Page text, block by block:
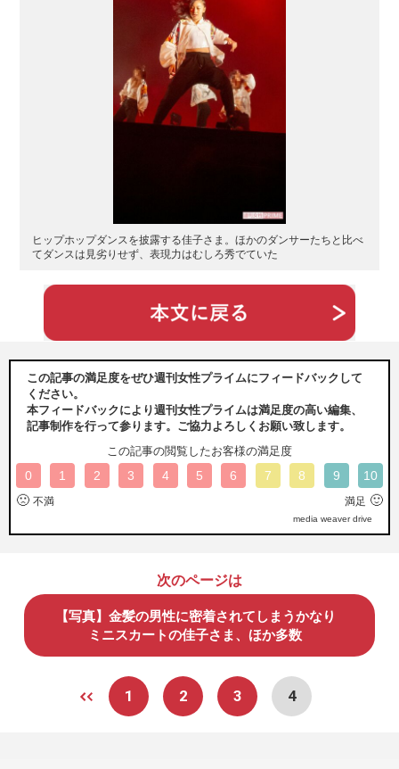
ヒップホップダンスを披露する佳子さま。ほかのダンサーたちと比べ
てダンスは見劣りせず、表現力はむしろ秀でていた
この記事の満足度をぜひ週刊女性プライムにフィードバックして
ください。
本フィードバックにより週刊女性プライムは満足度の高い編集、
記事制作を行って参ります。ご協力よろしくお願い致します。
この記事の閲覧したお客様の満足度
0 1 2 3 4 5 6 7 8 9 10
🙁 不満 満足 🙂
media weaver drive
次のページは
【写真】金髪の男性に密着されてしまうかなり
ミニスカートの佳子さま、ほか多数
1 2 3 4